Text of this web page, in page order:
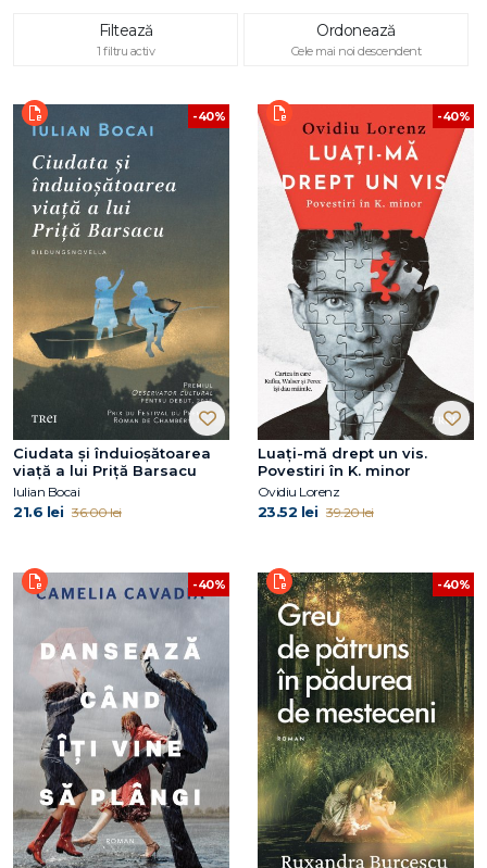
Filtează
1 filtru activ
Ordonează
Cele mai noi descendent
-40%
Ciudata și înduioșătoarea
viață a lui Priță Barsacu
Iulian Bocai
21.6 lei 36.00 lei
-40%
Luați-mă drept un vis.
Povestiri în K. minor
Ovidiu Lorenz
23.52 lei 39.20 lei
-40% -40%